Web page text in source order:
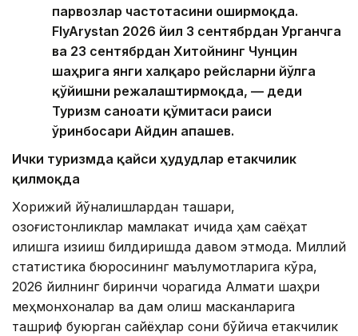
парвозлар частотасини оширмоқда.
FlyArystan 2026 йил 3 сентябрдан Урганчга
ва 23 сентябрдан Хитойнинг Чунцин
шаҳрига янги халқаро рейсларни йўлга
қўйишни режалаштирмоқда, — деди
Туризм саноати қўмитаси раиси
ўринбосари Айдин Қапашев.
Ички туризмда қайси ҳудудлар етакчилик
қилмоқда
Хорижий йўналишлардан ташқари,
қозоғистонликлар мамлакат ичида ҳам саёҳат
қилишга қизиқиш билдиришда давом этмоқда. Миллий
статистика бюросининг маълумотларига кўра,
2026 йилнинг биринчи чорагида Алмати шаҳри
меҳмонхоналар ва дам олиш масканларига
ташриф буюрган сайёҳлар сони бўйича етакчилик